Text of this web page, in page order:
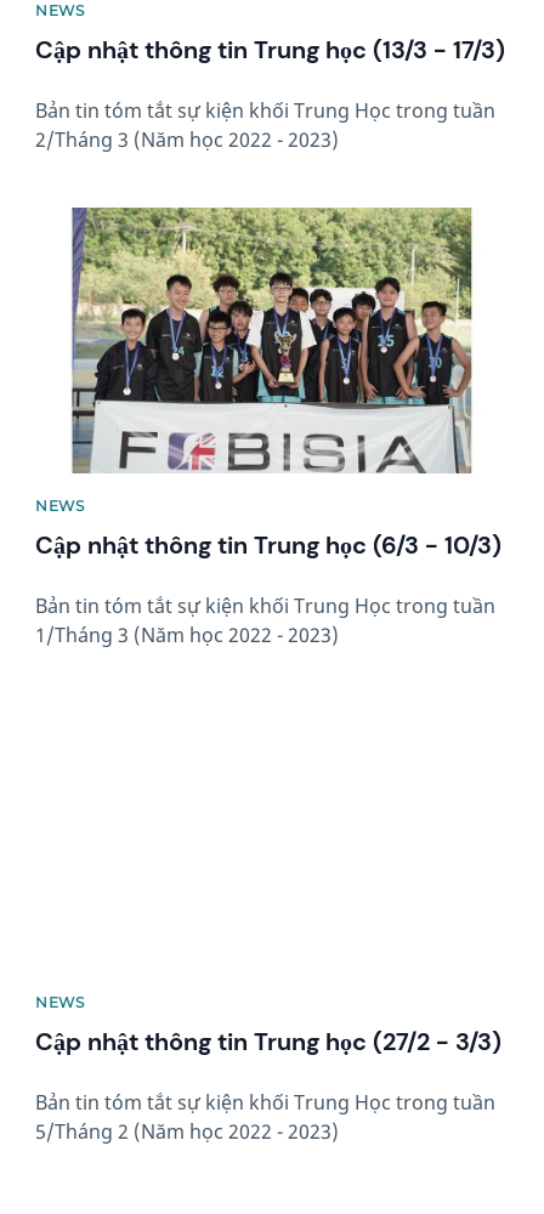
NEWS
Cập nhật thông tin Trung học (13/3 - 17/3)
Bản tin tóm tắt sự kiện khối Trung Học trong tuần
2/Tháng 3 (Năm học 2022 - 2023)
News image
NEWS
Cập nhật thông tin Trung học (6/3 - 10/3)
Bản tin tóm tắt sự kiện khối Trung Học trong tuần
1/Tháng 3 (Năm học 2022 - 2023)
NEWS
Cập nhật thông tin Trung học (27/2 - 3/3)
Bản tin tóm tắt sự kiện khối Trung Học trong tuần
5/Tháng 2 (Năm học 2022 - 2023)